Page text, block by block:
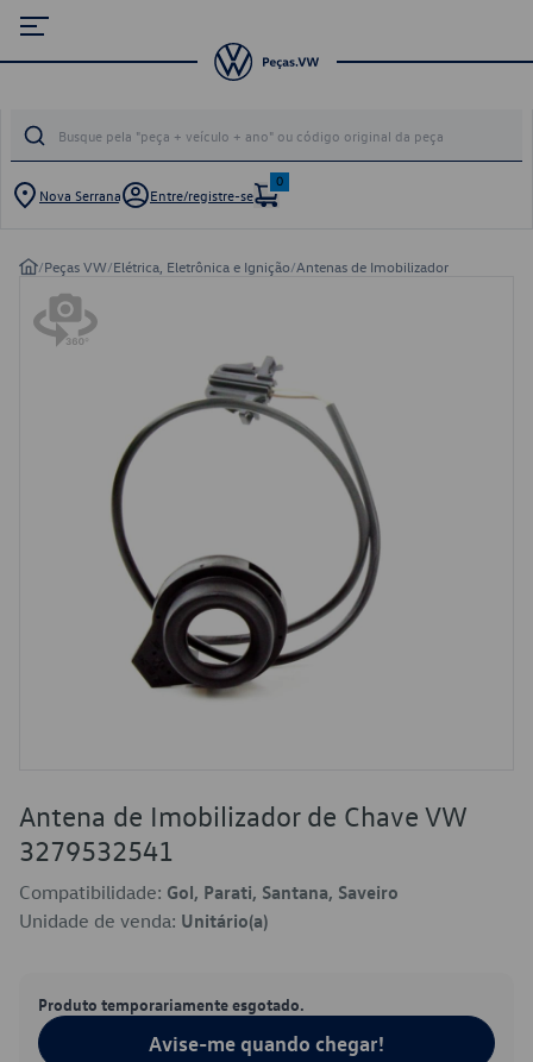
Nova Serrana Entre/registre-se
0
/Peças VW/Elétrica, Eletrônica e Ignição/Antenas de Imobilizador
Antena de Imobilizador de Chave VW
3279532541
Compatibilidade: Gol, Parati, Santana, Saveiro
Unidade de venda: Unitário(a)
Produto temporariamente esgotado.
Avise-me quando chegar!